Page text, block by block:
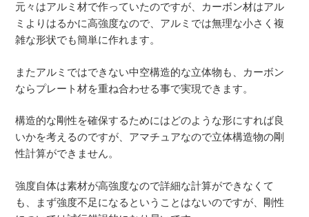
元々はアルミ材で作っていたのですが、カーボン材はアル
ミよりはるかに高強度なので、アルミでは無理な小さく複
雑な形状でも簡単に作れます。
またアルミではできない中空構造的な立体物も、カーボン
ならプレート材を重ね合わせる事で実現できます。
構造的な剛性を確保するためにはどのような形にすれば良
いかを考えるのですが、アマチュアなので立体構造物の剛
性計算ができません。
強度自体は素材が高強度なので詳細な計算ができなくて
も、まず強度不足になるということはないのですが、剛性